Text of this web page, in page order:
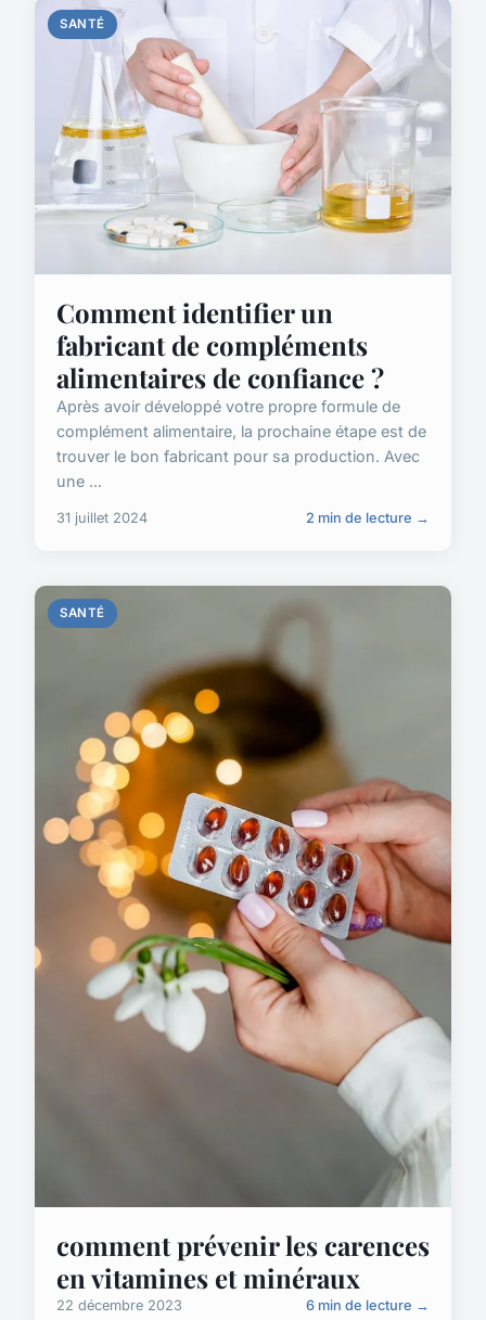
SANTÉ
Comment identifier un
fabricant de compléments
alimentaires de confiance ?
Après avoir développé votre propre formule de
complément alimentaire, la prochaine étape est de
trouver le bon fabricant pour sa production. Avec
une ...
31 juillet 2024 2 min de lecture →
SANTÉ
comment prévenir les carences
en vitamines et minéraux
22 décembre 2023 6 min de lecture →